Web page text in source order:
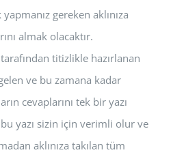
gereken aklınıza
almak olacaktır.
titizlikle hazırlanan
ve bu zamana kadar
cevaplarını tek bir yazı
yazı sizin için verimli olur ve
aklınıza takılan tüm